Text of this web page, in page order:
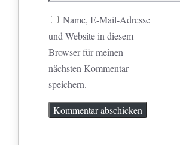
Name, E-Mail-Adresse
und Website in diesem
Browser für meinen
nächsten Kommentar
speichern.